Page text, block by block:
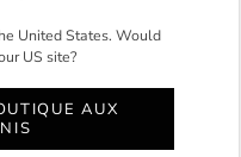
United States. Would
US site?
AUX